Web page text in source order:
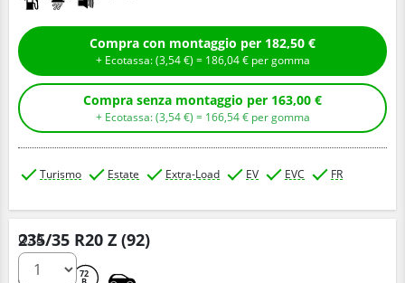
Compra con montaggio per 182,50 €
+ Ecotassa: (3,54€ ) = 186,04€ per gomma
Compra senza montaggio per 163,00 €
+ Ecotassa: (3,54€ ) = 166,54€ per gomma
Turismo Estate Extra-Load EV EVC FR
235/35 R20 Z (92)
72
Q.tà